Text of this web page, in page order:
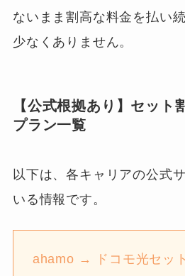
ないまま割高な料金を払い
少なくありません。
【公式根拠あり】セット
プラン一覧
以下は、各キャリアの公式
いる情報です。
ahamo → ドコモ光セッ